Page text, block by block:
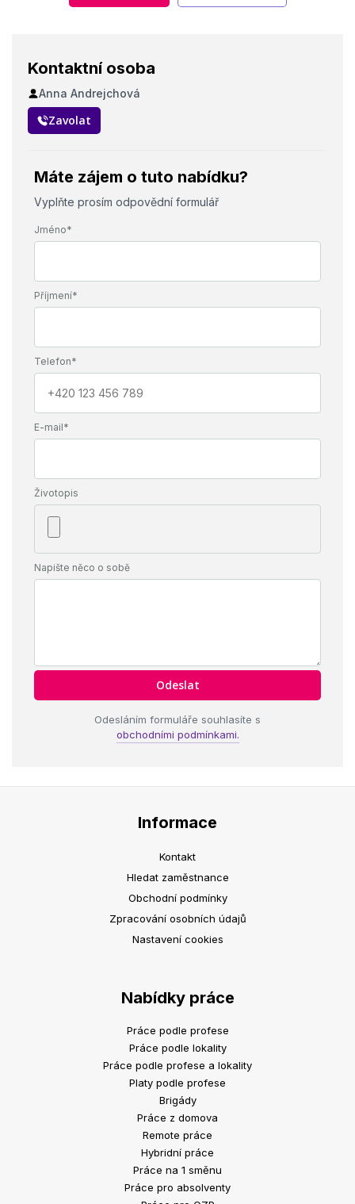
Kontaktní osoba
Anna Andrejchová
Zavolat
Máte zájem o tuto nabídku?
Vyplňte prosím odpovědní formulář
Jméno*
Příjmení*
Telefon*
E-mail*
Životopis
Napište něco o sobě
Odesláním formuláře souhlasíte s
obchodními podmínkami.
Informace
Kontakt
Hledat zaměstnance
Obchodní podmínky
Zpracování osobních údajů
Nastavení cookies
Nabídky práce
Práce podle profese
Práce podle lokality
Práce podle profese a lokality
Platy podle profese
Brigády
Práce z domova
Remote práce
Hybridní práce
Práce na 1 směnu
Práce pro absolventy